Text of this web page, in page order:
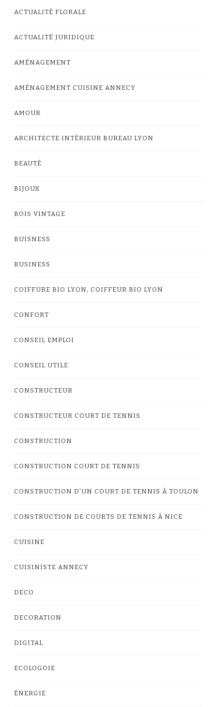
ACTUALITÉ FLORALE
ACTUALITÉ JURIDIQUE
AMÉNAGEMENT
AMÉNAGEMENT CUISINE ANNECY
AMOUR
ARCHITECTE INTÉRIEUR BUREAU LYON
BEAUTÉ
BIJOUX
BOIS VINTAGE
BUISNESS
BUSINESS
COIFFURE BIO LYON, COIFFEUR BIO LYON
CONFORT
CONSEIL EMPLOI
CONSEIL UTILE
CONSTRUCTEUR
CONSTRUCTEUR COURT DE TENNIS
CONSTRUCTION
CONSTRUCTION COURT DE TENNIS
CONSTRUCTION D'UN COURT DE TENNIS À TOULON
CONSTRUCTION DE COURTS DE TENNIS À NICE
CUISINE
CUISINISTE ANNECY
DECO
DECORATION
DIGITAL
ECOLOGOIE
ÉNERGIE